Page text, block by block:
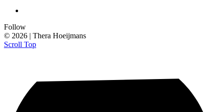
Follow
© 2026 | Thera Hoeijmans
Scroll Top